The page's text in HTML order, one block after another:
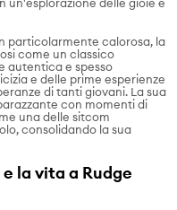
particolarmente calorosa, la
come un classico
autentica e spesso
e delle prime esperienze
di tanti giovani. La sua
con momenti di
una delle sitcom
consolidando la sua
la vita a Rudge